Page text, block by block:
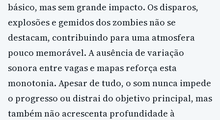
básico, mas sem grande impacto. Os disparos,
explosões e gemidos dos zombies não se
destacam, contribuindo para uma atmosfera
pouco memorável. A ausência de variação
sonora entre vagas e mapas reforça esta
monotonia. Apesar de tudo, o som nunca impede
o progresso ou distrai do objetivo principal, mas
também não acrescenta profundidade à